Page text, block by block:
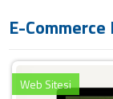
E-
Web Sitesi